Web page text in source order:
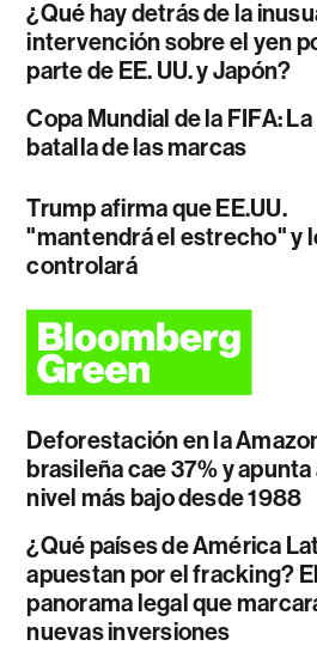
¿Qué hay detrás de la
intervención sobre el yen
parte de EE. UU. y Japón?
Copa Mundial de la FIFA: La
batalla de las marcas
Trump afirma que EE.UU.
"mantendrá el estrecho" y
controlará
Deforestación en la
brasileña cae 37% y apunta
nivel más bajo desde 1988
¿Qué países de América
apuestan por el fracking? El
panorama legal que
nuevas inversiones